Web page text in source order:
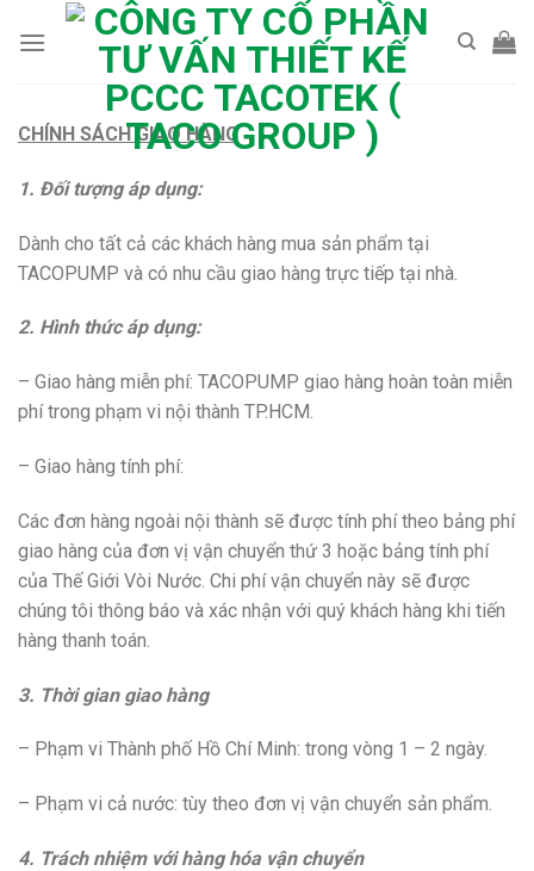
CHÍNH SÁCH GIAO HÀNG
1. Đối tượng áp dụng:
Dành cho tất cả các khách hàng mua sản phẩm tại
TACOPUMP và có nhu cầu giao hàng trực tiếp tại nhà.
2. Hình thức áp dụng:
– Giao hàng miễn phí: TACOPUMP giao hàng hoàn toàn miễn
phí trong phạm vi nội thành TP.HCM.
– Giao hàng tính phí:
Các đơn hàng ngoài nội thành sẽ được tính phí theo bảng phí
giao hàng của đơn vị vận chuyển thứ 3 hoặc bảng tính phí
của Thế Giới Vòi Nước. Chi phí vận chuyển này sẽ được
chúng tôi thông báo và xác nhận với quý khách hàng khi tiến
hàng thanh toán.
3. Thời gian giao hàng
– Phạm vi Thành phố Hồ Chí Minh: trong vòng 1 – 2 ngày.
– Phạm vi cả nước: tùy theo đơn vị vận chuyển sản phẩm.
4. Trách nhiệm với hàng hóa vận chuyển